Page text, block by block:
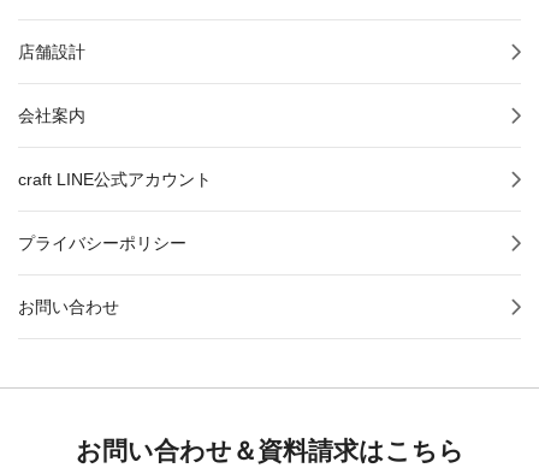
店舗設計
会社案内
craft LINE公式アカウント
プライバシーポリシー
お問い合わせ
お問い合わせ＆資料請求はこちら